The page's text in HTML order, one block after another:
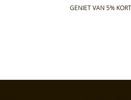
GENIET VAN 5%